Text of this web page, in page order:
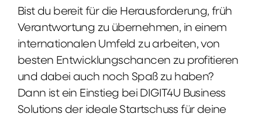
Bist du bereit für die Herausforderung, früh
Verantwortung zu übernehmen, in einem
internationalen Umfeld zu arbeiten, von
besten Entwicklungschancen zu profitieren
und dabei auch noch Spaß zu haben?
Dann ist ein Einstieg bei DIGIT4U Business
Solutions der ideale Startschuss für deine